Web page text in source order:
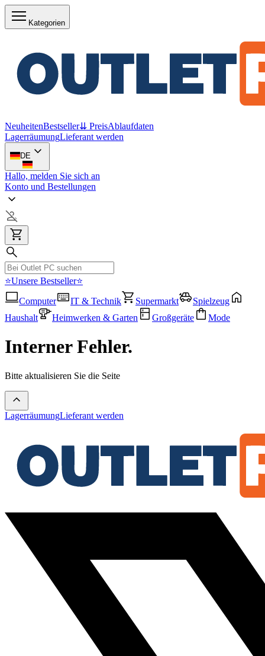
Kategorien
NeuheitenBestseller⇊ PreisAblaufdaten
LagerräumungLieferant werden
DE
Hallo, melden Sie sich an
Konto und Bestellungen
⭐Unsere Bestseller⭐
Computer
IT & Technik Supermarkt
Spielzeug
Haushalt
Heimwerken & Garten Großgeräte Mode
Interner Fehler.
Bitte aktualisieren Sie die Seite
LagerräumungLieferant werden